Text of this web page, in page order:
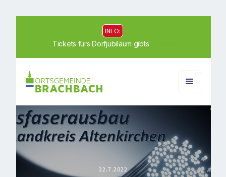
INFO:
Tickets fürs Dorfjubiläum gibts
22.7.2022